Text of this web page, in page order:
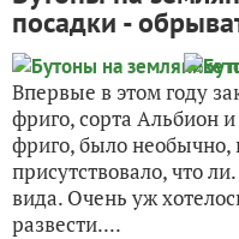
посадки -
Впервые в этом году
фриго, сорта Альбион
фриго, было необычно,
присутствовало, что
вида. Очень уж
развести....